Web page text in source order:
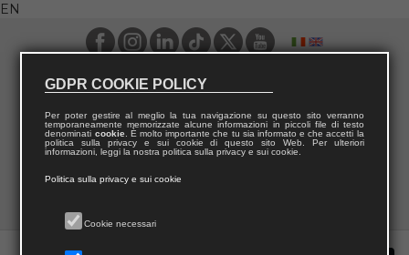
EN
GDPR COOKIE POLICY
Per poter gestire al meglio la tua navigazione su questo sito verranno
temporaneamente memorizzate alcune informazioni in piccoli file di testo
denominati cookie. È molto importante che tu sia informato e che accetti la
politica sulla privacy e sui cookie di questo sito Web. Per ulteriori
informazioni, leggi la nostra politica sulla privacy e sui cookie.
Politica sulla privacy e sui cookie
Cookie necessari